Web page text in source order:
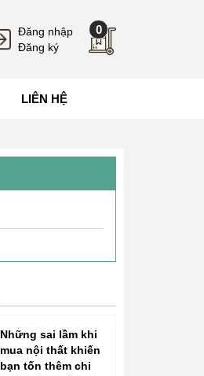
Đăng nhập
Đăng ký
0
LIÊN HỆ
Những sai lầm khi
mua nội thất khiến
bạn tốn thêm chi